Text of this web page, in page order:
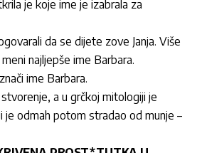
je koje ime je izabrala za
da se dijete zove Janja. Više
najljepše ime Barbara.
ime Barbara.
a u grčkoj mitologiji je
je odmah potom stradao od munje –